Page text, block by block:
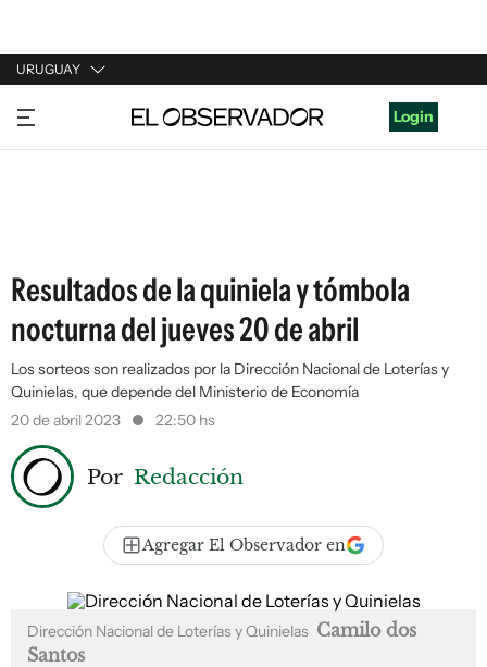
URUGUAY
URUGUAY
ARGENTINA
Login
Resultados de la quiniela y tómbola
nocturna del jueves 20 de abril
Los sorteos son realizados por la Dirección Nacional de Loterías y
Quinielas, que depende del Ministerio de Economía
20 de abril 2023
22:50 hs
Por Redacción
Agregar El Observador en
Dirección Nacional de Loterías y Quinielas Camilo dos
Santos